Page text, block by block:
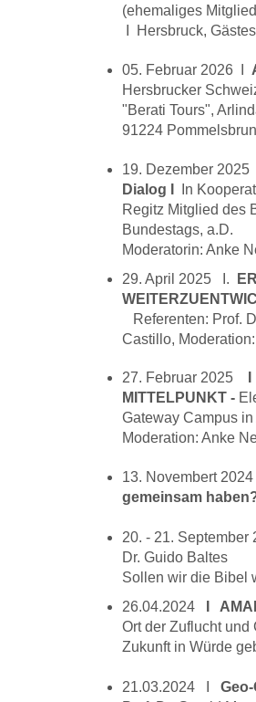
(ehemaliges
I Hersbruck,
05. Februar 2026 I
Hersbrucker
"Berati Tours",
91224
19. Dezember 2025
Dialog I
In
Regitz Mitglied des
Bundestags, a.D.
Moderatorin: Anke
29. April 2025 I.
Referenten: Prof.
Castillo,
27. Februar 2025 I
MITTELPUNKT -
Gateway Campus
Moderation: Anke
13. Novembert 2024
gemeinsam
20. - 21. September
Dr. Guido Baltes
Sollen wir die Bibel
26.04.2024 I
Ort der Zuflucht
Zukunft in Würde
21.03.2024 I